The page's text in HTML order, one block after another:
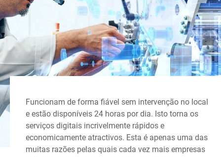
Funcionam de forma fiável sem intervenção no local
e estão disponíveis 24 horas por dia. Isto torna os
serviços digitais incrivelmente rápidos e
economicamente atractivos. Esta é apenas uma das
muitas razões pelas quais cada vez mais empresas